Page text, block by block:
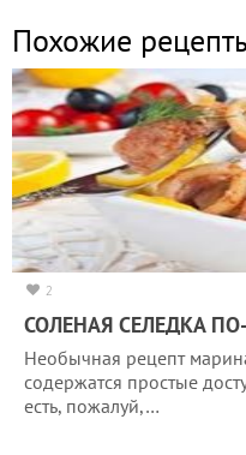
Похожие
2
СОЛЕНАЯ СЕЛЕДКА
Необычная рецепт
содержатся простые
есть, пожалуй,…